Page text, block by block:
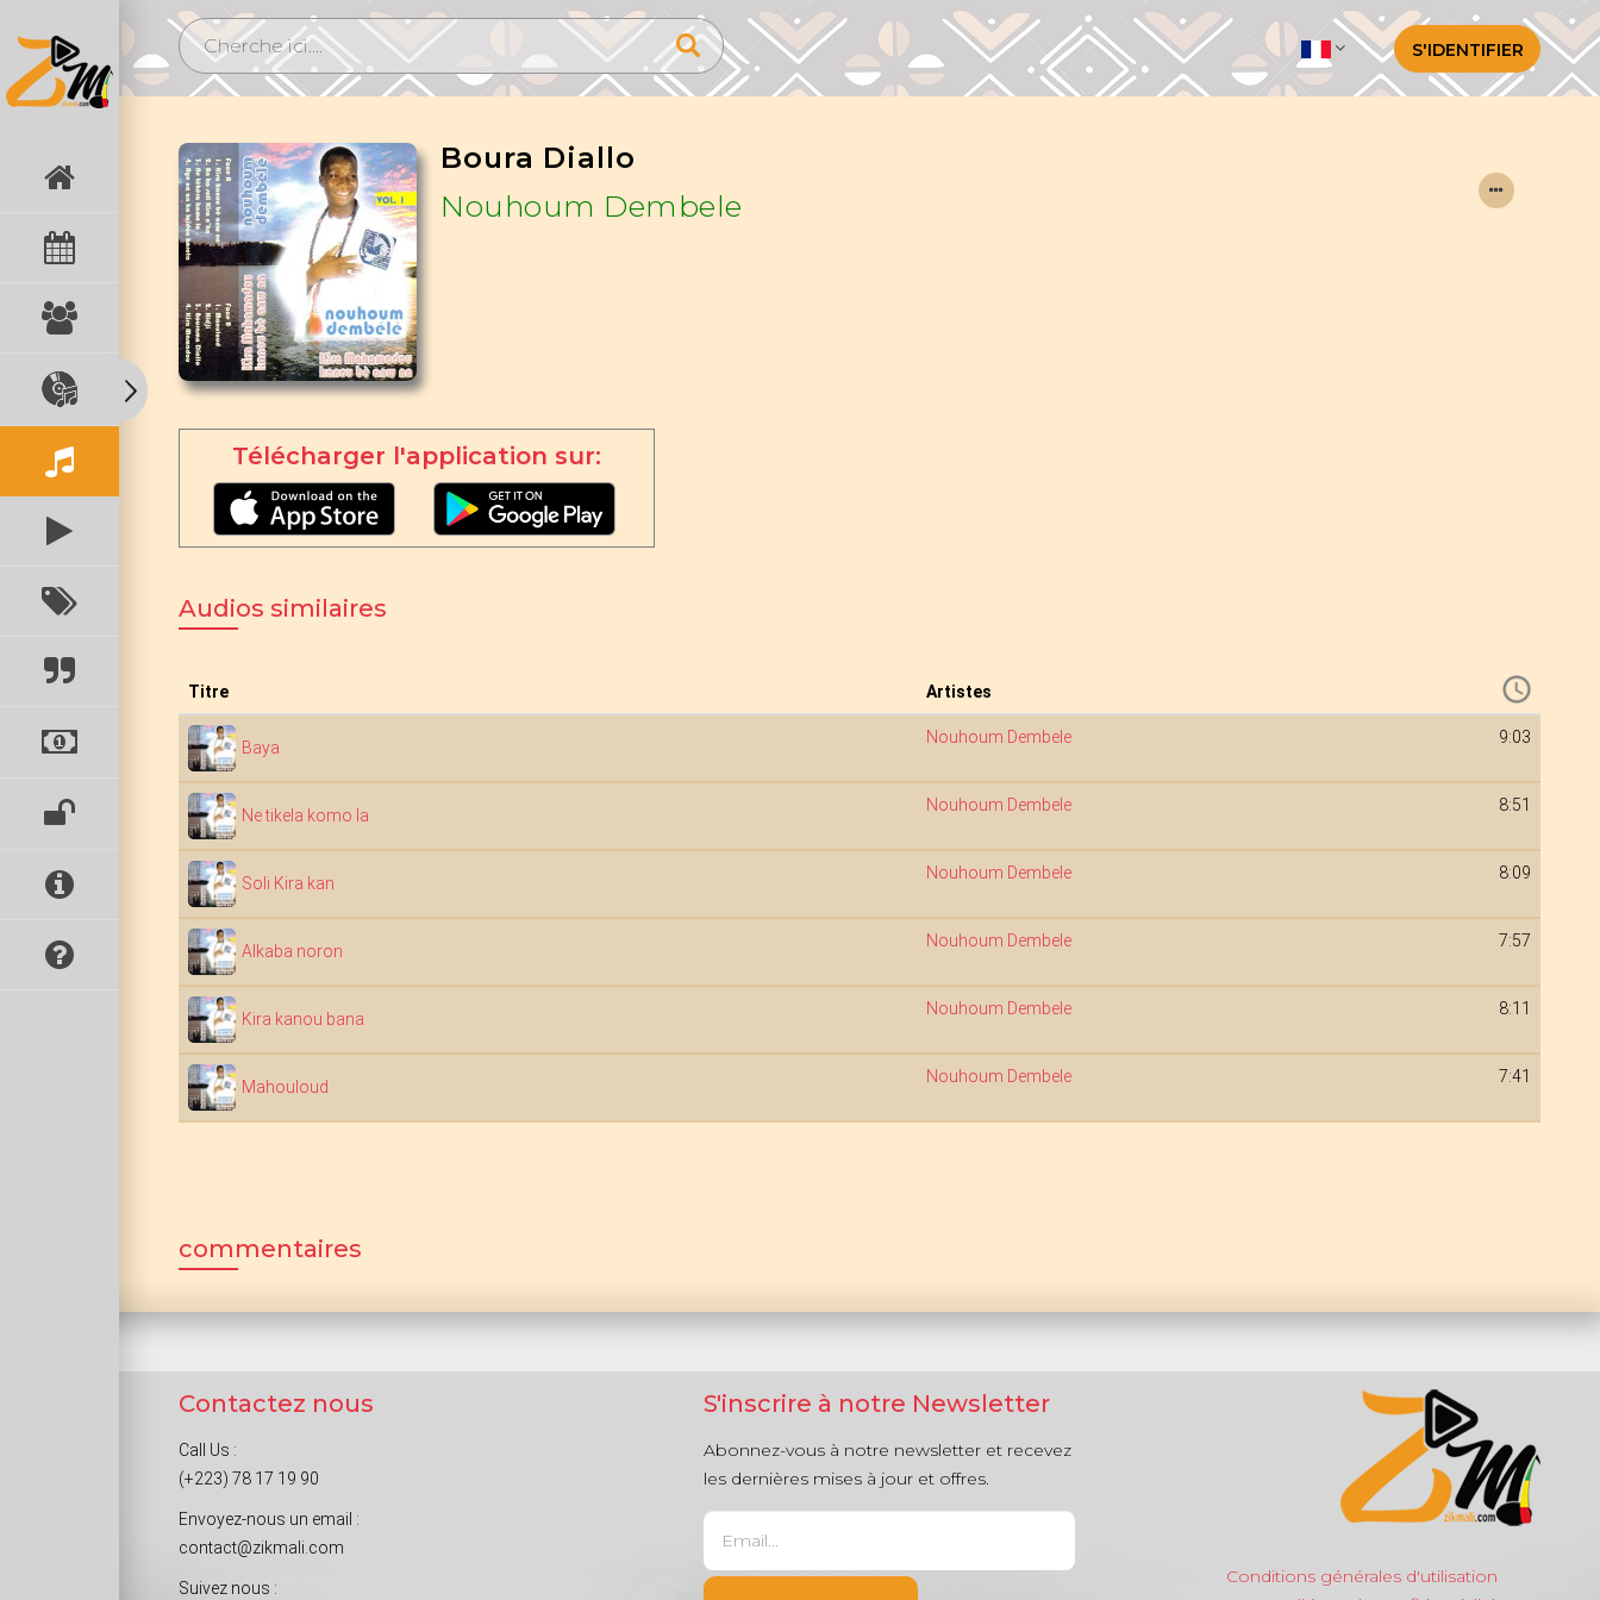
S'IDENTIFIER
Boura Diallo
Nouhoum Dembele
Télécharger l'application sur:
Audios similaires
Titre Artistes
Baya
Nouhoum Dembele 9:03
Ne tikela komo la
Nouhoum Dembele 8:51
Soli Kira kan
Nouhoum Dembele 8:09
Alkaba noron
Nouhoum Dembele 7:57
Kira kanou bana
Nouhoum Dembele 8:11
Mahouloud
Nouhoum Dembele 7:41
commentaires
Contactez nous
Call Us :
(+223) 78 17 19 90
Envoyez-nous un email :
contact@zikmali.com
Suivez nous :
S'inscrire à notre Newsletter
Abonnez-vous à notre newsletter et recevez
les dernières mises à jour et offres.
Conditions générales d'utilisation